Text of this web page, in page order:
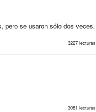
pero se usaron sólo dos veces.
3227 lecturas
3081 lecturas